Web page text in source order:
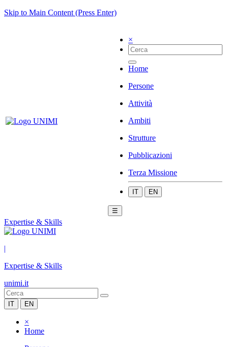
Skip to Main Content (Press Enter)
×
Home
Persone
Attività
Ambiti
Strutture
Pubblicazioni
Terza Missione
IT EN
☰
Expertise & Skills
|
Expertise & Skills
unimi.it
IT EN
×
Home